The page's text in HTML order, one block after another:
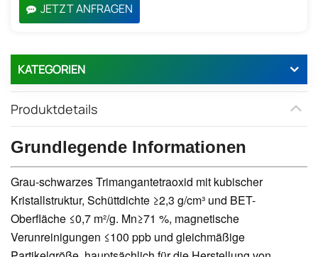
JETZT ANFRAGEN
KATEGORIEN
Produktdetails
Grundlegende Informationen
Grau-schwarzes Trimangantetraoxid mit kubischer
Kristallstruktur, Schüttdichte ≥2,3 g/cm³ und BET-
Oberfläche ≤0,7 m²/g. Mn≥71 %, magnetische
Verunreinigungen ≤100 ppb und gleichmäßige